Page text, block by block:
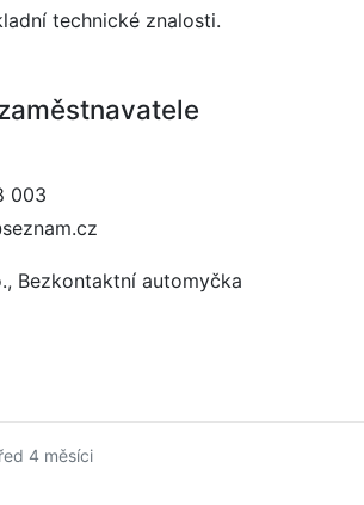
technické znalosti.
003
Bezkontaktní automyčka
4 měsíci